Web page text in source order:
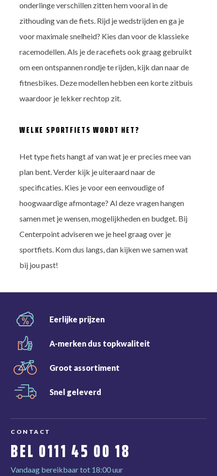
onderlinge verschillen zitten hem vooral in de
zithouding van de fiets. Rijd je wedstrijden en ga je
voor maximale snelheid? Kies dan voor de klassieke
racemodellen. Als je de racefiets ook graag gebruikt
om een ontspannen rondje te rijden, kijk dan naar de
fitnesbikes. Deze modellen hebben een korte zitbuis
waardoor je lekker rechtop zit.
WELKE SPORTFIETS WORDT HET?
Het type fiets hangt af van wat je er precies mee van
plan bent. Verder kijk je uiteraard naar de
specificaties. Kies je voor een eenvoudige of
hoogwaardige afmontage? Al deze vragen hangen
samen met je wensen, mogelijkheden en budget. Bij
Centerpoint adviseren we je heel graag over je
sportfiets. Kom dus langs, dan kijken we samen wat
bij jou past!
Eerlijke prijzen
A-merken dus topkwaliteit
Groot assortiment
Snel geleverd
CONTACT
BEL 0111 45 00 18
Vandaag bereikbaar tot 18:00 uur